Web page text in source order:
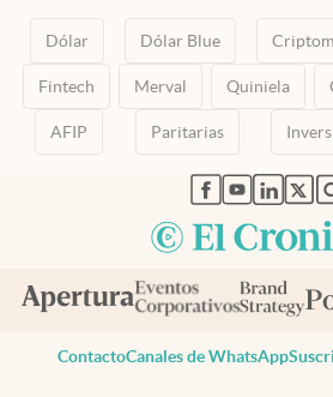
Dólar Dólar Blue
Fintech Merval Quiniela
AFIP Paritarias
abre enabre en
abre
ContactoCanales de WhatsApp